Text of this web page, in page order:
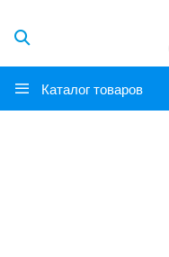
Каталог товаров